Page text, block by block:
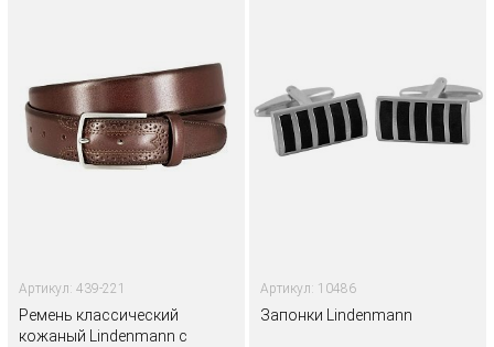
Артикул: 439-221
Ремень классический
кожаный Lindenmann с
Артикул: 10486
Запонки Lindenmann